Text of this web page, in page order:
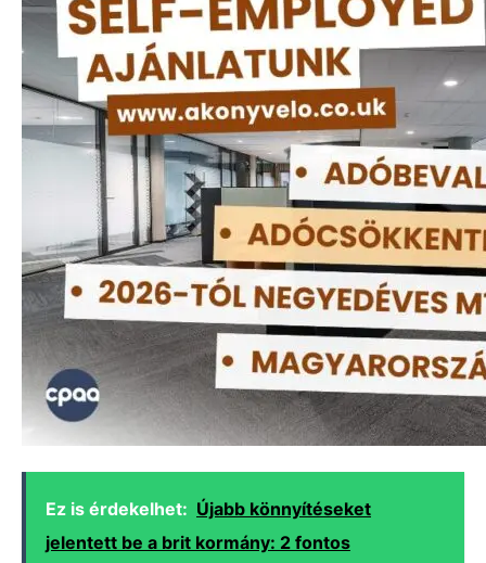
Ez is érdekelhet: Újabb könnyítéseket
jelentett be a brit kormány: 2 fontos